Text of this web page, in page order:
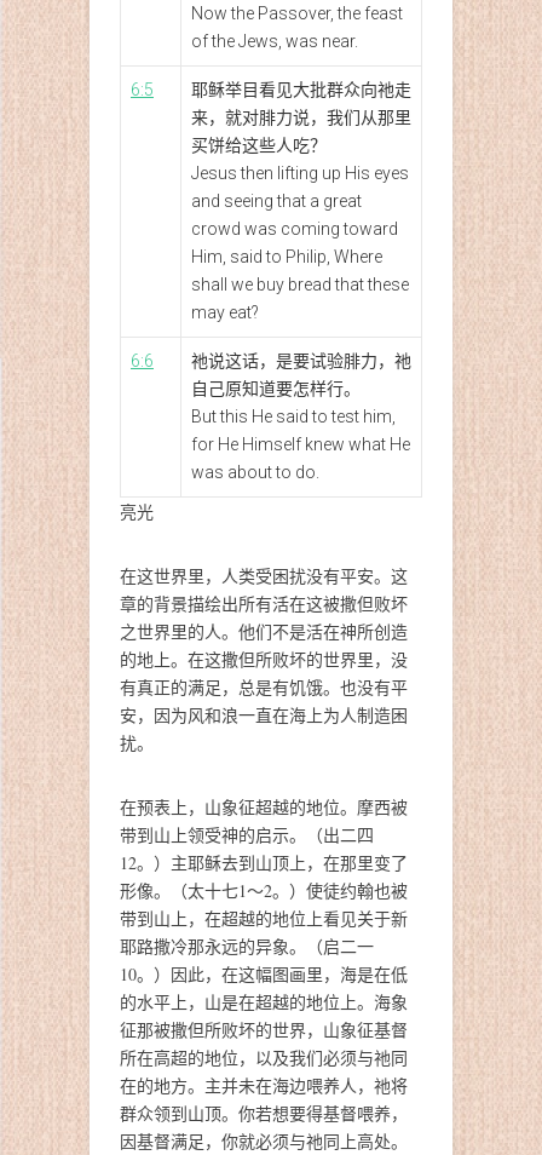
Now the Passover, the feast
of the Jews, was near.
6:5
耶稣举目看见大批群众向祂走
来，就对腓力说，我们从那里
买饼给这些人吃？
Jesus then lifting up His eyes
and seeing that a great
crowd was coming toward
Him, said to Philip, Where
shall we buy bread that these
may eat?
6:6
祂说这话，是要试验腓力，祂
自己原知道要怎样行。
But this He said to test him,
for He Himself knew what He
was about to do.
亮光
在这世界里，人类受困扰没有平安。这
章的背景描绘出所有活在这被撒但败坏
之世界里的人。他们不是活在神所创造
的地上。在这撒但所败坏的世界里，没
有真正的满足，总是有饥饿。也没有平
安，因为风和浪一直在海上为人制造困
扰。
在预表上，山象征超越的地位。摩西被
带到山上领受神的启示。
（出二四
12。） 主耶稣去到山顶上，在那里变了
形像。
（太十七1～2。） 使徒约翰也被
带到山上，在超越的地位上看见关于新
耶路撒冷那永远的异象。
（启二一
10。） 因此，在这幅图画里，海是在低
的水平上，山是在超越的地位上。海象
征那被撒但所败坏的世界，山象征基督
所在高超的地位，以及我们必须与祂同
在的地方。主并未在海边喂养人，祂将
群众领到山顶。你若想要得基督喂养，
因基督满足，你就必须与祂同上高处。